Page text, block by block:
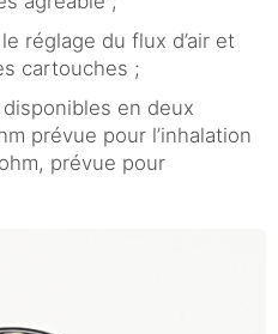
réglage du flux d’air et
cartouches ;
en deux
prévue pour l’inhalation
prévue pour